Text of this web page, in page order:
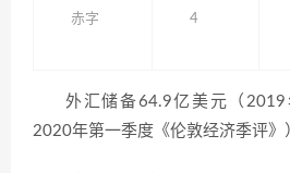
赤字 4
外汇储备64.9亿美元（2019
2020年第一季度《伦敦经济季评》